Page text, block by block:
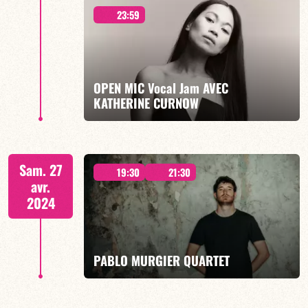
23:59
OPEN MIC Vocal Jam AVEC
KATHERINE CURNOW
À PARTIR DE MINUIT
EN SAVOIR PLUS
Sam. 27
avr.
2024
19:30 21:30
PABLO MURGIER QUARTET